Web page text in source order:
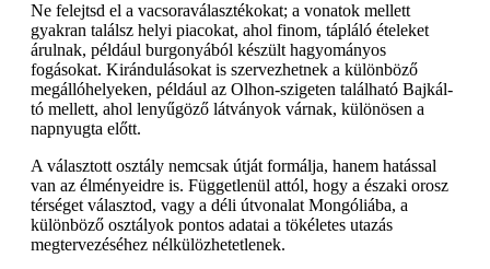
Ne felejtsd el a vacsoraválasztékokat; a vonatok mellett
gyakran találsz helyi piacokat, ahol finom, tápláló ételeket
árulnak, például burgonyából készült hagyományos
fogásokat. Kirándulásokat is szervezhetnek a különböző
megállóhelyeken, például az Olhon-szigeten található Bajkál-
tó mellett, ahol lenyűgöző látványok várnak, különösen a
napnyugta előtt.
A választott osztály nemcsak útját formálja, hanem hatással
van az élményeidre is. Függetlenül attól, hogy a északi orosz
térséget választod, vagy a déli útvonalat Mongóliába, a
különböző osztályok pontos adatai a tökéletes utazás
megtervezéséhez nélkülözhetetlenek.